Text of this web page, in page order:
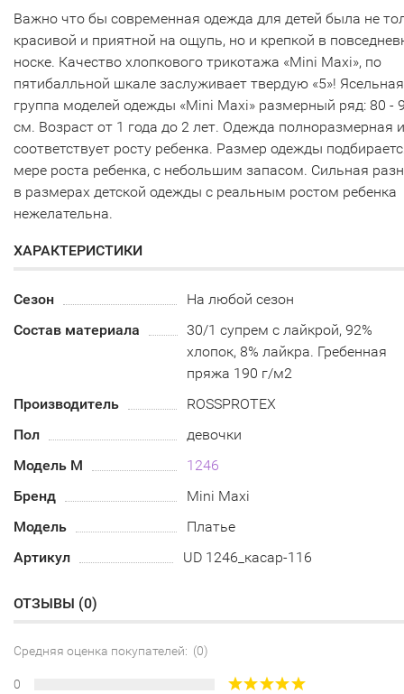
Важно что бы современная одежда для детей была не
красивой и приятной на ощупь, но и крепкой в
носке. Качество хлопкового трикотажа «Mini Maxi», по
пятибалльной шкале заслуживает твердую «5»! Ясельная
группа моделей одежды «Mini Maxi» размерный ряд: 80 -
см. Возраст от 1 года до 2 лет. Одежда полноразмерная и
соответствует росту ребенка. Размер одежды
мере роста ребенка, с небольшим запасом. Сильная
в размерах детской одежды с реальным ростом ребенка
нежелательна.
ХАРАКТЕРИСТИКИ
Сезон
На любой сезон
Состав материала
30/1 супрем с лайкрой, 92%
хлопок, 8% лайкра. Гребенная
пряжа 190 г/м2
Производитель
ROSSPROTEX
Пол
девочки
Модель М
1246
Бренд
Mini Maxi
Модель
Платье
Артикул
UD 1246_касар-116
ОТЗЫВЫ (0)
Средняя оценка покупателей: (0)
0